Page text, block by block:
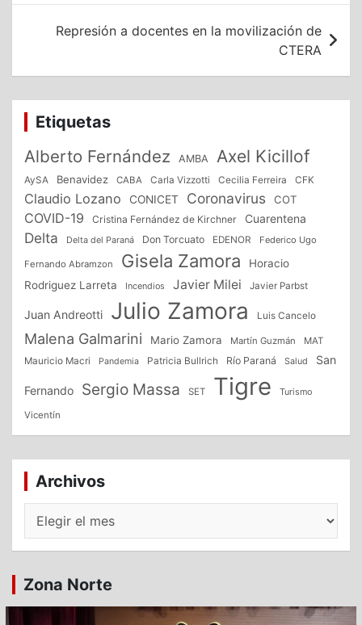
entradas
Represión a docentes en la movilización de
CTERA
Etiquetas
Alberto Fernández AMBA Axel Kicillof
AySA Benavidez CABA Carla Vizzotti Cecilia Ferreira CFK
Claudio Lozano CONICET Coronavirus COT
COVID-19 Cristina Fernández de Kirchner Cuarentena
Delta Delta del Paraná Don Torcuato EDENOR Federico Ugo
Fernando Abramzon Gisela Zamora
Horacio
Rodriguez Larreta
Incendios Javier Milei Javier Parbst
Juan Andreotti Julio Zamora Luis Cancelo
Malena Galmarini Mario Zamora Martín Guzmán
MAT
Mauricio Macri
Pandemia Patricia Bullrich Río Paraná Salud San
Fernando Sergio Massa SET Tigre Turismo
Vicentín
Archivos
Archivos
Zona Norte